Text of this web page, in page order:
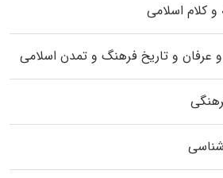
کلام اسلامی
عرفان و تاریخ فرهنگ و تمدن اسلامی